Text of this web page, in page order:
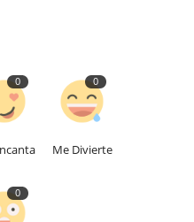
0 0
Me Divierte
0